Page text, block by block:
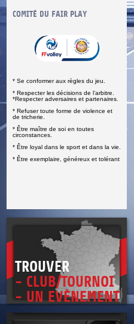
COMITÉ DU FAIR PLAY
* Se conformer aux règles du jeu.
* Respecter les décisions de l’arbitre.
*Respecter adversaires et partenaires.
* Refuser toute forme de violence et
de tricherie.
* Être maître de soi en toutes
circonstances.
* Être loyal dans le sport et dans la vie.
* Être exemplaire, généreux et tolérant
TROUVER
- CLUB/TOURNOI
- UN EVÈNEMENT